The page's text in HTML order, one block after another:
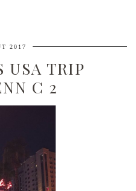
2017
USA TRIP
C 2